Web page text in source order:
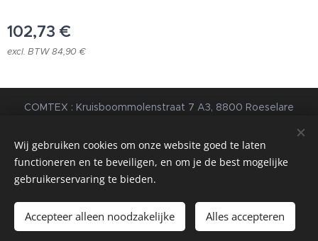
102,73 €
excl. BTW 84,90 €
Toevoegen aan de winkelwagen
COMTEX : Kruisboommolenstraat 7 A3, 8800 Roeselare
Voorwaarden| Privacybeleid
webdesign estart.be
Cookies
Wij gebruiken cookies om onze website goed te laten
functioneren en te beveiligen, en om je de best mogelijke
gebruikerservaring te bieden.
Accepteer alleen noodzakelijke Alles accepteren